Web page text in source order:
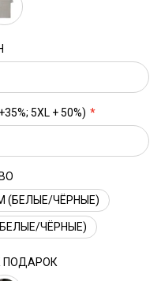
5XL + 50%)
(БЕЛЫЕ/ЧЁРНЫЕ)
ЧЁРНЫЕ)
ПОДАРОК